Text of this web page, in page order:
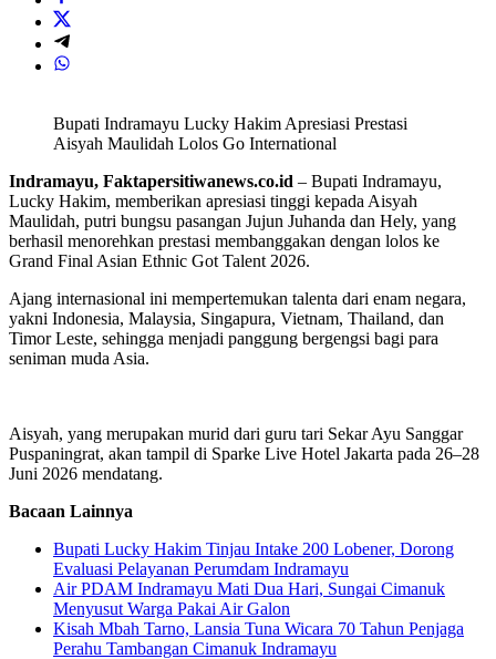
Bupati Indramayu Lucky Hakim Apresiasi Prestasi
Aisyah Maulidah Lolos Go International
Indramayu, Faktapersitiwanews.co.id – Bupati Indramayu,
Lucky Hakim, memberikan apresiasi tinggi kepada Aisyah
Maulidah, putri bungsu pasangan Jujun Juhanda dan Hely, yang
berhasil menorehkan prestasi membanggakan dengan lolos ke
Grand Final Asian Ethnic Got Talent 2026.
Ajang internasional ini mempertemukan talenta dari enam negara,
yakni Indonesia, Malaysia, Singapura, Vietnam, Thailand, dan
Timor Leste, sehingga menjadi panggung bergengsi bagi para
seniman muda Asia.
Aisyah, yang merupakan murid dari guru tari Sekar Ayu Sanggar
Puspaningrat, akan tampil di Sparke Live Hotel Jakarta pada 26–28
Juni 2026 mendatang.
Bacaan Lainnya
Bupati Lucky Hakim Tinjau Intake 200 Lobener, Dorong
Evaluasi Pelayanan Perumdam Indramayu
Air PDAM Indramayu Mati Dua Hari, Sungai Cimanuk
Menyusut Warga Pakai Air Galon
Kisah Mbah Tarno, Lansia Tuna Wicara 70 Tahun Penjaga
Perahu Tambangan Cimanuk Indramayu